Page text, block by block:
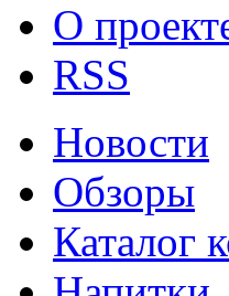
О
RSS
Новости
Обзоры
Каталог